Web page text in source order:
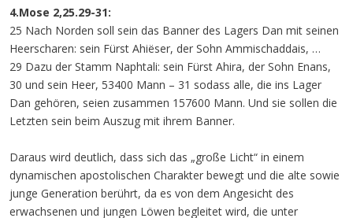
4.Mose 2,25.29-31:
25 Nach Norden soll sein das Banner des Lagers Dan mit seinen
Heerscharen: sein Fürst Ahiëser, der Sohn Ammischaddais, …
29 Dazu der Stamm Naphtali: sein Fürst Ahira, der Sohn Enans,
30 und sein Heer, 53400 Mann – 31 sodass alle, die ins Lager
Dan gehören, seien zusammen 157600 Mann. Und sie sollen die
Letzten sein beim Auszug mit ihrem Banner.
Daraus wird deutlich, dass sich das „große Licht“ in einem
dynamischen apostolischen Charakter bewegt und die alte sowie
junge Generation berührt, da es von dem Angesicht des
erwachsenen und jungen Löwen begleitet wird, die unter